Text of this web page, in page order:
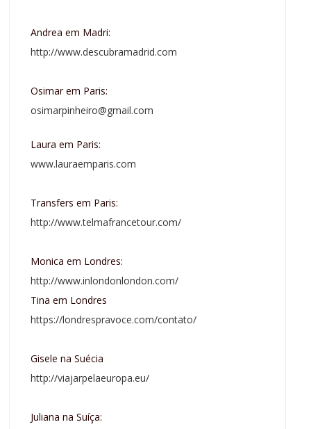
Andrea em Madri:
http://www.descubramadrid.com
Osimar em Paris:
osimarpinheiro@gmail.com
Laura em Paris:
www.lauraemparis.com
Transfers em Paris:
http://www.telmafrancetour.com/
Monica em Londres:
http://www.inlondonlondon.com/
Tina em Londres
https://londrespravoce.com/contato/
Gisele na Suécia
http://viajarpelaeuropa.eu/
Juliana na Suíça: